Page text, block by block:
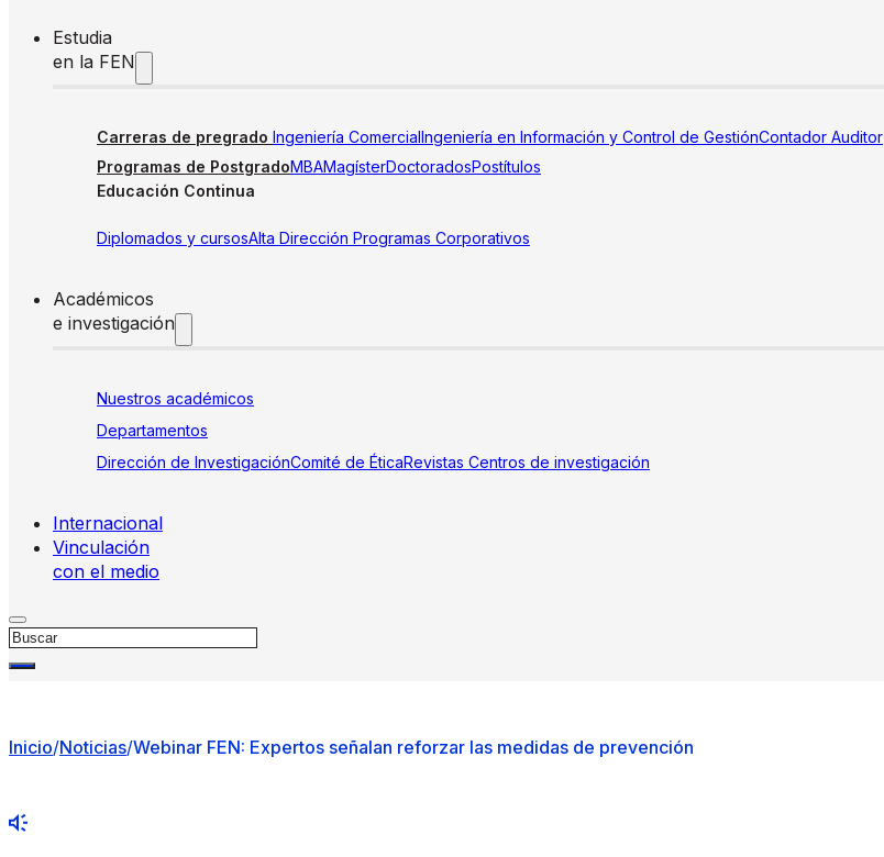
Estudia
en la FEN
Carreras de pregrado Ingeniería ComercialIngeniería en Información y Control de GestiónContador Auditor
Programas de PostgradoMBAMagísterDoctoradosPostítulos
Educación Continua
Diplomados y cursosAlta Dirección Programas Corporativos
Académicos
e investigación
Nuestros académicos
Departamentos
Dirección de InvestigaciónComité de ÉticaRevistas Centros de investigación
Internacional
Vinculación
con el medio
Buscar
Inicio/Noticias/Webinar FEN: Expertos señalan reforzar las medidas de prevención